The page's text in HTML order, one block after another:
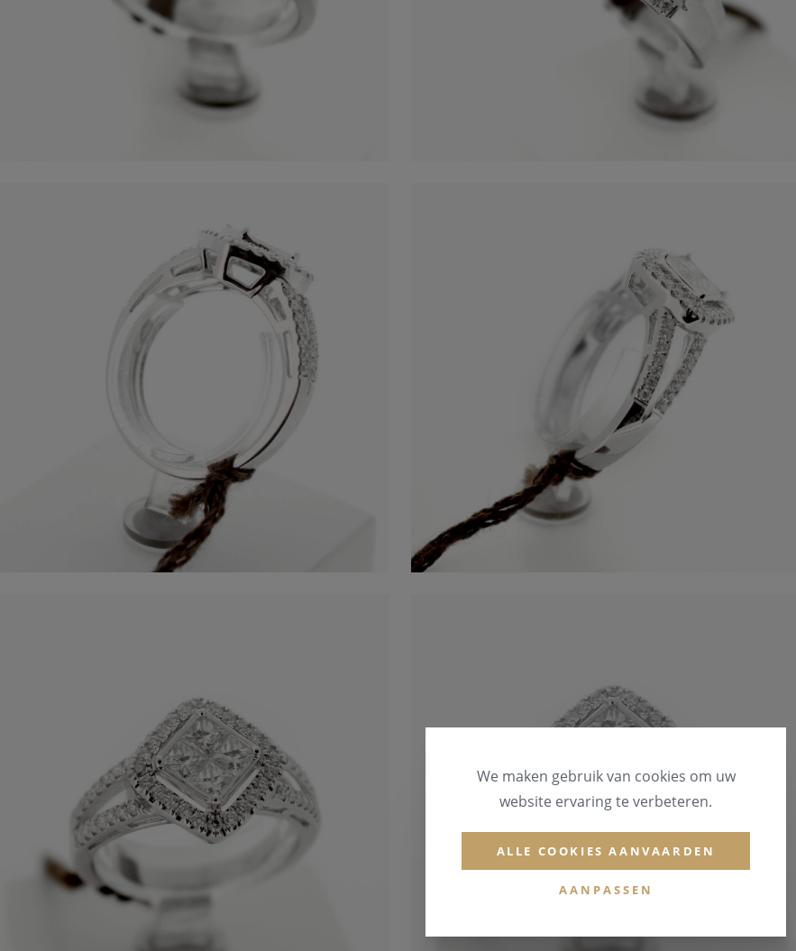
We maken gebruik van cookies om uw
website ervaring te verbeteren.
ALLE COOKIES AANVAARDEN
AANPASSEN